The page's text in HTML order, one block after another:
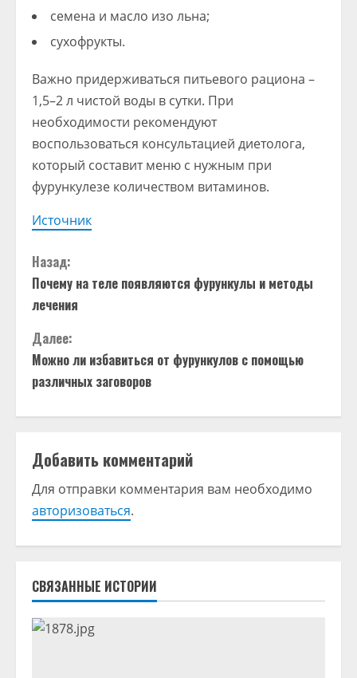
семена и масло изо льна;
сухофрукты.
Важно придерживаться питьевого рациона –
1,5–2 л чистой воды в сутки. При
необходимости рекомендуют
воспользоваться консультацией диетолога,
который составит меню с нужным при
фурункулезе количеством витаминов.
Источник
П
р
о
д
о
ж
и
ч
т
Назад:
Почему на теле появляются фурункулы и методы
лечения
Далее:
Можно ли избавиться от фурункулов с помощью
различных заговоров
Добавить комментарий
Для отправки комментария вам необходимо
авторизоваться.
СВЯЗАННЫЕ ИСТОРИИ